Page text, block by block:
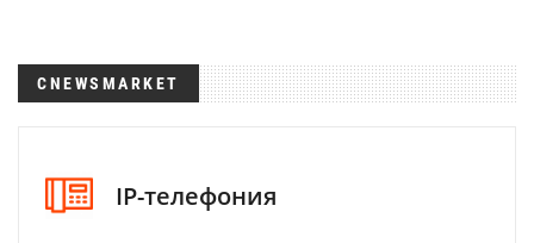
CNEWSMARKET
IP-телефония